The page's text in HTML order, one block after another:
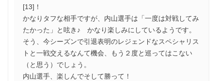
[13]！
かなりタフな相手ですが、内山選手は「一度は対戦してみ
たかった」と呟き♪ かなり楽しみにしているようです。
そう、今シーズンで引退表明のレジェンドなスペシャリス
トと一戦交えるなんて機会、もう２度と巡ってはこない
（と思う）でしょう。
内山選手、楽しんでそして勝って！